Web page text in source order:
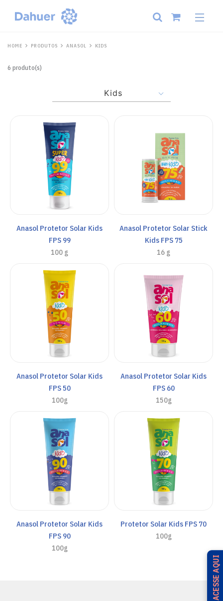
ACESSE AQUI
HOME PRODUTOS ANASOL KIDS
6 produto(s)
Anasol Protetor Solar Kids
FPS 99
100 g
Anasol Protetor Solar Stick
Kids FPS 75
16 g
Anasol Protetor Solar Kids
FPS 50
100g
Anasol Protetor Solar Kids
FPS 60
150g
Anasol Protetor Solar Kids
FPS 90
100g
Protetor Solar Kids FPS 70
100g